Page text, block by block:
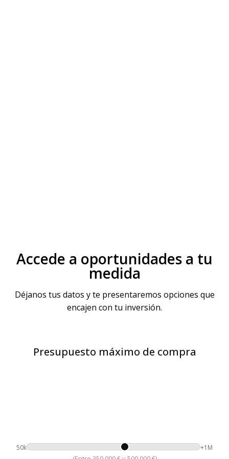
Accede a oportunidades a tu
medida
Déjanos tus datos y te presentaremos opciones que
encajen con tu inversión.
Presupuesto máximo de compra
50k +1M